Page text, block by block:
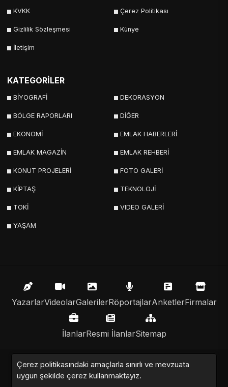
KVKK Çerez Politikası
Gizlilik Sözleşmesi Künye
İletişim
KATEGORİLER
BİYOGRAFİ DEKORASYON
BÖLGE RAPORLARI DİĞER
EKONOMİ EMLAK HABERLERİ
EMLAK MAGAZİN EMLAK REHBERİ
KONUT PROJELERİ FOTO GALERİ
KİPTAŞ TEKNOLOJİ
TOKİ VIDEO GALERİ
YAŞAM
YazarlarVideolarGalerilerRöportajlarAnketlerFirmalar
İlanlarResmi İlanlarSitemap
Emlak Nabzı © 2020 - 2025. Tüm Hakları Saklıdır.
Çerez politikasındaki amaçlarla sınırlı ve mevzuata
uygun şekilde çerez kullanmaktayız.